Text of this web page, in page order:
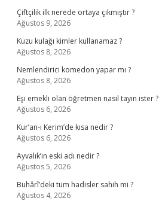
Çiftçilik ilk nerede ortaya çıkmıştır ?
Ağustos 9, 2026
Kuzu kulağı kimler kullanamaz ?
Ağustos 8, 2026
Nemlendirici komedon yapar mı ?
Ağustos 8, 2026
Eşi emekli olan öğretmen nasıl tayin ister ?
Ağustos 6, 2026
Kur’an-ı Kerim’de kısa nedir ?
Ağustos 6, 2026
Ayvalık’ın eski adı nedir ?
Ağustos 5, 2026
Buhârî’deki tüm hadisler sahih mi ?
Ağustos 4, 2026